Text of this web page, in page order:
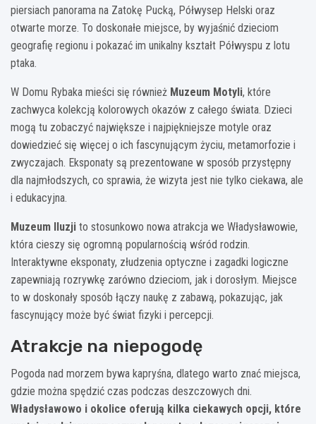
piersiach panorama na Zatokę Pucką, Półwysep Helski oraz
otwarte morze. To doskonałe miejsce, by wyjaśnić dzieciom
geografię regionu i pokazać im unikalny kształt Półwyspu z lotu
ptaka.
W Domu Rybaka mieści się również Muzeum Motyli, które
zachwyca kolekcją kolorowych okazów z całego świata. Dzieci
mogą tu zobaczyć największe i najpiękniejsze motyle oraz
dowiedzieć się więcej o ich fascynującym życiu, metamorfozie i
zwyczajach. Eksponaty są prezentowane w sposób przystępny
dla najmłodszych, co sprawia, że wizyta jest nie tylko ciekawa, ale
i edukacyjna.
Muzeum Iluzji to stosunkowo nowa atrakcja we Władysławowie,
która cieszy się ogromną popularnością wśród rodzin.
Interaktywne eksponaty, złudzenia optyczne i zagadki logiczne
zapewniają rozrywkę zarówno dzieciom, jak i dorosłym. Miejsce
to w doskonały sposób łączy naukę z zabawą, pokazując, jak
fascynujący może być świat fizyki i percepcji.
Atrakcje na niepogodę
Pogoda nad morzem bywa kapryśna, dlatego warto znać miejsca,
gdzie można spędzić czas podczas deszczowych dni.
Władysławowo i okolice oferują kilka ciekawych opcji, które